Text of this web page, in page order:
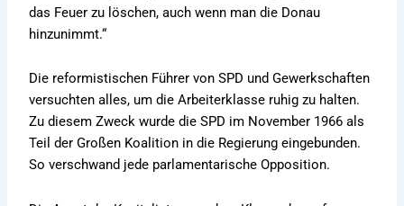
das Feuer zu löschen, auch wenn man die Donau
hinzunimmt.“
Die reformistischen Führer von SPD und Gewerkschaften
versuchten alles, um die Arbeiterklasse ruhig zu halten.
Zu diesem Zweck wurde die SPD im November 1966 als
Teil der Großen Koalition in die Regierung eingebunden.
So verschwand jede parlamentarische Opposition.